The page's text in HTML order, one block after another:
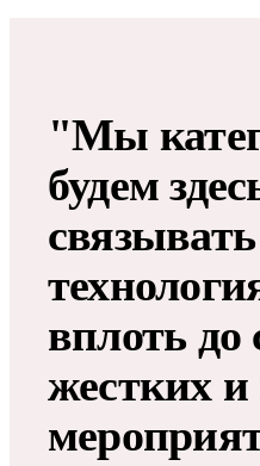
"Мы
будем
вплоть
жестких и